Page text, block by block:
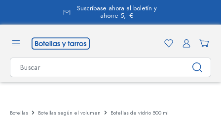
Suscríbase ahora al boletín y
ahorre 5,- €
Botellas Botellas según el volumen Botellas de vidrio 500 ml